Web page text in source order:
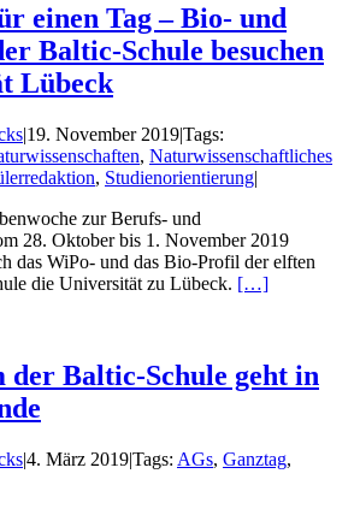
einen Tag – Bio- und
Baltic-Schule besuchen
Lübeck
|19. November 2019|Tags:
, Naturwissenschaftliches
, Studienorientierung|
zur Berufs- und
28. Oktober bis 1. November 2019
das WiPo- und das Bio-Profil der elften
die Universität zu Lübeck. […]
der Baltic-Schule geht in
|4. März 2019|Tags: AGs, Ganztag,